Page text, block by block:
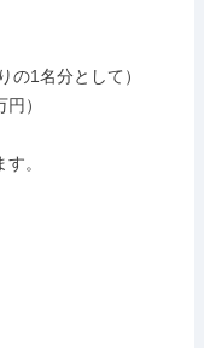
の1名分として）
）
。